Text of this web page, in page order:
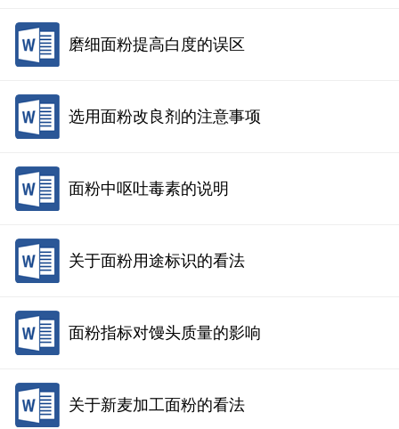
磨细面粉提高白度的误区
选用面粉改良剂的注意事项
面粉中呕吐毒素的说明
关于面粉用途标识的看法
面粉指标对馒头质量的影响
关于新麦加工面粉的看法